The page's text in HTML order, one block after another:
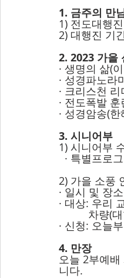
1. 금주의 만
1) 전도대행
2) 대행진 기
2. 2023 가을
· 생명의 삶(
· 성경파노
· 크리스천
· 전도폭발
· 성경암송(
3. 시니어부
1) 시니어부
· 특별프
2) 가을 소풍
· 일시 및 장
· 대상: 우리
· 신청: 오늘
4. 만장
오늘 2부예
니다.